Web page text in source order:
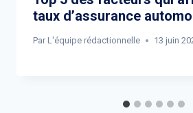
taux d’assurance
Par L'équipe rédactionnelle 13 juin